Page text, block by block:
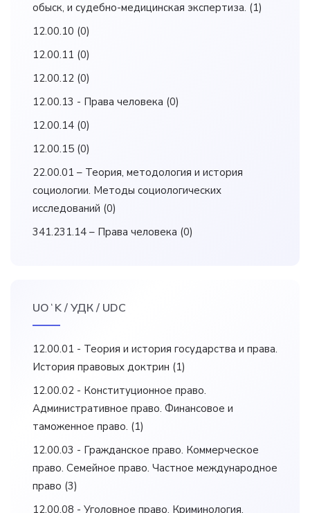
обыск, и судебно-медицинская экспертиза. (1)
12.00.10 (0)
12.00.11 (0)
12.00.12 (0)
12.00.13 - Права человека (0)
12.00.14 (0)
12.00.15 (0)
22.00.01 – Теория, методология и история
социологии. Методы социологических
исследований (0)
341.231.14 – Права человека (0)
UOʻK / УДК / UDC
12.00.01 - Теория и история государства и права.
История правовых доктрин (1)
12.00.02 - Конституционное право.
Административное право. Финансовое и
таможенное право. (1)
12.00.03 - Гражданское право. Коммерческое
право. Семейное право. Частное международное
право (3)
12.00.08 - Уголовное право. Криминология.